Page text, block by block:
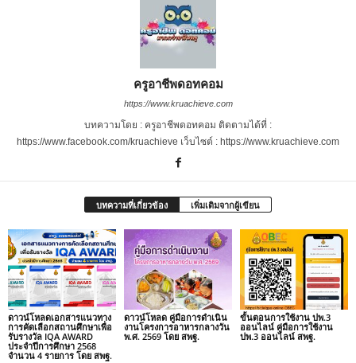
ครูอาชีพดอทคอม
https://www.kruachieve.com
บทความโดย : ครูอาชีพดอทคอม ติดตามได้ที่ :
https://www.facebook.com/kruachieve เว็บไซต์ : https://www.kruachieve.com
บทความที่เกี่ยวข้อง เพิ่มเติมจากผู้เขียน
ดาวน์โหลดเอกสารแนวทาง
การคัดเลือกสถานศึกษาเพื่อ
รับรางวัล IQA AWARD
ประจำปีการศึกษา 2568
จำนวน 4 รายการ โดย สพฐ.
ดาวน์โหลด คู่มือการดำเนิน
งานโครงการอาหารกลางวัน
พ.ศ. 2569 โดย สพฐ.
ขั้นตอนการใช้งาน ปพ.3
ออนไลน์ คู่มือการใช้งาน
ปพ.3 ออนไลน์ สพฐ.